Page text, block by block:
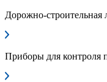
Дорожно-строительная
Приборы для контроля